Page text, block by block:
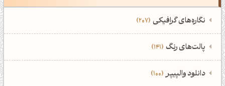
نگاره‌های گرافیکی 207
‌همه دسته‌بندی‌های نگاره‌های گرافیکی
نمایش همه نگاره‌ها
‌پالت‌های رنگ 141
‌همه دسته‌بندی‌های پالت‌های رنگ
‌دانلود والپیپر 100